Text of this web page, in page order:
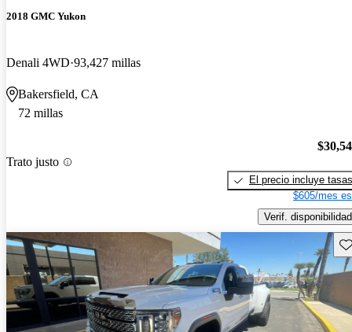
2018 GMC Yukon
Denali 4WD 93,427 millas
Bakersfield, CA
72 millas
Trato justo
El precio incluye tasas
$605/mes
Verif. disponibilidad